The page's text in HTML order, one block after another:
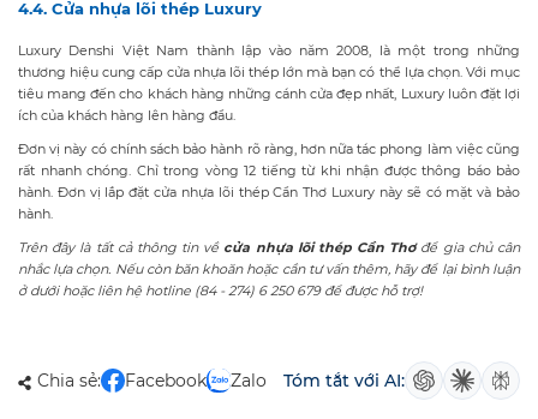
4.4. Cửa nhựa lõi thép Luxury
Luxury Denshi Việt Nam thành lập vào năm 2008, là một trong những
thương hiệu cung cấp cửa nhựa lõi thép lớn mà bạn có thể lựa chọn. Với mục
tiêu mang đến cho khách hàng những cánh cửa đẹp nhất, Luxury luôn đặt lợi
ích của khách hàng lên hàng đầu.
Đơn vị này có chính sách bảo hành rõ ràng, hơn nữa tác phong làm việc cũng
rất nhanh chóng. Chỉ trong vòng 12 tiếng từ khi nhận được thông báo bảo
hành. Đơn vị lắp đặt cửa nhựa lõi thép Cần Thơ Luxury này sẽ có mặt và bảo
hành.
Trên đây là tất cả thông tin về cửa nhựa lõi thép Cần Thơđể gia chủ cân
nhắc lựa chọn. Nếu còn băn khoăn hoặc cần tư vấn thêm, hãy để lại bình luận
ở dưới hoặc liên hệ hotline (84 - 274) 6 250 679 để được hỗ trợ!
Chia sẻ: Facebook Zalo Tóm tắt với AI: